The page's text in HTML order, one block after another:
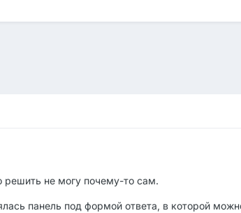
решить не могу почему-то сам.
панель под формой ответа, в которой